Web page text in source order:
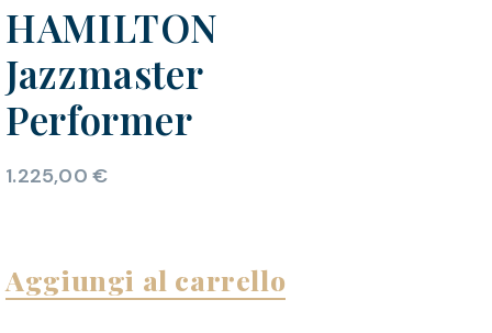
HAMILTON
Jazzmaster
Performer
1.225,00€
Aggiungi al carrello